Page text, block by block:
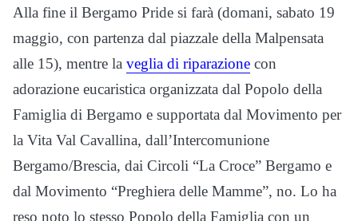
Alla fine il Bergamo Pride si farà (domani, sabato 19
maggio, con partenza dal piazzale della Malpensata
alle 15), mentre la veglia di riparazione con
adorazione eucaristica organizzata dal Popolo della
Famiglia di Bergamo e supportata dal Movimento per
la Vita Val Cavallina, dall’Intercomunione
Bergamo/Brescia, dai Circoli “La Croce” Bergamo e
dal Movimento “Preghiera delle Mamme”, no. Lo ha
reso noto lo stesso Popolo della Famiglia con un